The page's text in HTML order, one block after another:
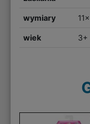
wymiary
wiek 3+